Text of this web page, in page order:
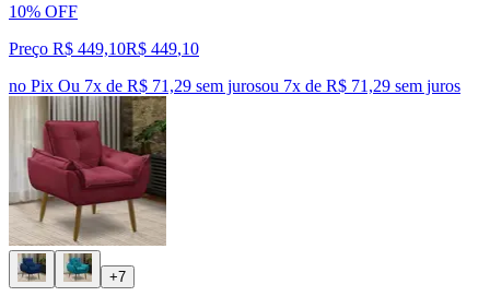
10% OFF
Preço R$ 449,10R$ 449,10
no Pix Ou 7x de R$ 71,29 sem jurosou 7x de R$ 71,29 sem juros
+7